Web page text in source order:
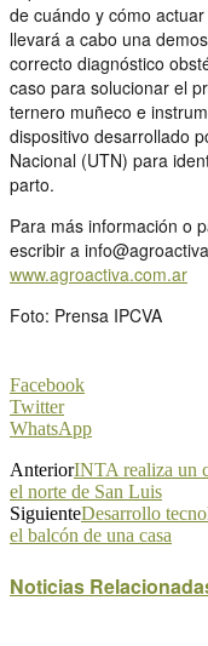
de cuándo y cómo
llevará a cabo una
correcto diagnóstico
caso para solucionar el
ternero muñeco e
dispositivo desarrollado
Nacional (UTN) para
parto.
Para más información o
escribir a
www.agroactiva.com.ar
Foto: Prensa IPCVA
Facebook
Twitter
WhatsApp
AnteriorINTA realiza un
el norte de San Luis
SiguienteDesarrollo
el balcón de una casa
Noticias